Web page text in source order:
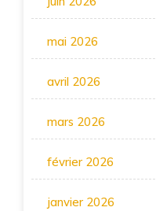
mai 2026
avril 2026
mars 2026
février 2026
janvier 2026